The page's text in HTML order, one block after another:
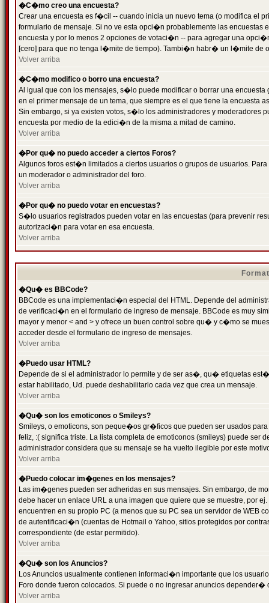
�C�mo creo una encuesta?
Crear una encuesta es f�cil -- cuando inicia un nuevo tema (o modifica el
formulario de mensaje. Si no ve esta opci�n probablemente las
encuesta y por lo menos 2 opciones de votaci�n -- para agregar una
[cero] para que no tenga l�mite de tiempo). Tambi�n habr� un l�mite de
Volver arriba
�C�mo modifico o borro una encuesta?
Al igual que con los mensajes, s�lo puede modificar o borrar una
en el primer mensaje de un tema, que siempre es el que tiene la encuesta
Sin embargo, si ya existen votos, s�lo los administradores y moderadores
encuesta por medio de la edici�n de la misma a mitad de camino.
Volver arriba
�Por qu� no puedo acceder a ciertos Foros?
Algunos foros est�n limitados a ciertos usuarios o grupos de usuarios.
un moderador o administrador del foro.
Volver arriba
�Por qu� no puedo votar en encuestas?
S�lo usuarios registrados pueden votar en las encuestas (para prevenir
autorizaci�n para votar en esa encuesta.
Volver arriba
�Qu� es BBCode?
BBCode es una implementaci�n especial del HTML. Depende del
de verificaci�n en el formulario de ingreso de mensaje. BBCode es muy
mayor y menor < and > y ofrece un buen control sobre qu� y c�mo se
acceder desde el formulario de ingreso de mensajes.
Volver arriba
�Puedo usar HTML?
Depende de si el administrador lo permite y de ser as�, qu� etiquetas
estar habilitado, Ud. puede deshabilitarlo cada vez que crea un mensaje.
Volver arriba
�Qu� son los emoticonos o Smileys?
Smileys, o emoticons, son peque�os gr�ficos que pueden ser usados
feliz, :( significa triste. La lista completa de emoticonos (smileys) puede
administrador considera que su mensaje se ha vuelto ilegible por este
Volver arriba
�Puedo colocar im�genes en los mensajes?
Las im�genes pueden ser adheridas en sus mensajes. Sin embargo, de
debe hacer un enlace URL a una imagen que quiere que se muestre, por
encuentren en su propio PC (a menos que su PC sea un servidor de
de autentificaci�n (cuentas de Hotmail o Yahoo, sitios protegidos por
correspondiente (de estar permitido).
Volver arriba
�Qu� son los Anuncios?
Los Anuncios usualmente contienen informaci�n importante que los
Foro donde fueron colocados. Si puede o no ingresar anuncios
Volver arriba